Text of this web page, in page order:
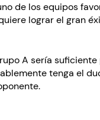
de los equipos
lograr el gran
A sería
tenga el